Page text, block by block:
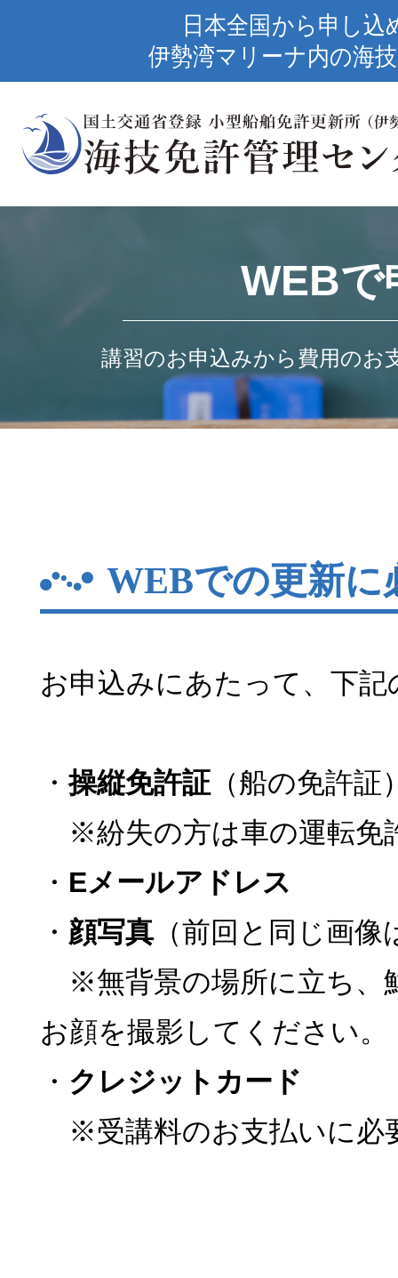
日本全国から申し
伊勢湾マリーナ内の海
WEBで
講習のお申込みから費用のお
WEBでの更新に
お申込みにあたって、下
・操縦免許証（船の免許証
※紛失の方は車の運転免
・ Eメールアドレス
・ 顔写真（前回と同じ画像
※無背景の場所に立ち、
お顔を撮影してください。
・ クレジットカード
※受講料のお支払いに必